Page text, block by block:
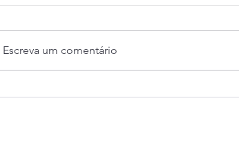
Escreva um comentário